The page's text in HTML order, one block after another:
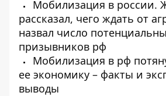
Мобилизация в россии.
рассказал, чего ждать от
назвал число
призывников рф
Мобилизация в рф
ее экономику – факты и
выводы